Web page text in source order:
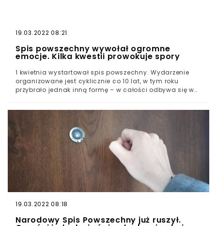
19.03.2022 08:21
Spis powszechny wywołał ogromne
emocje. Kilka kwestii prowokuje spory
1 kwietnia wystartował spis powszechny. Wydarzenie
organizowane jest cyklicznie co 10 lat, w tym roku
przybrało jednak inną formę – w całości odbywa się w
które nie mają dostępu do sieci.Kontrowersje pojawiły
się już w kwestii bardzo wysokiej kary, którą zapłacić
będzie musiał każdy, kto nie będzie chciał się spisać lub
po prostu tego nie zrobi. Grzywna sięga 5 tys. zł.Jak przy
każdym spisie, pojawiają się również pierwsze
kontrowersje. Jedne dotyczą samej formy badania, a
inne kwestii wyboru spisujących. Część wynika z
poglądów samych badaczy, inne z braku
odpowiedniego przygotowania, a jeszcze inne z chęci
protestu.
19.03.2022 08:18
Narodowy Spis Powszechny już ruszył.